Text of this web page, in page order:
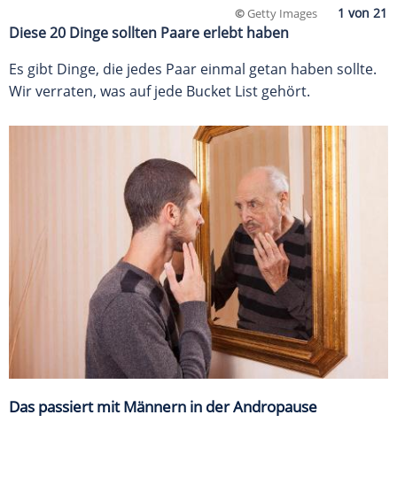
©Getty Images
Diese 20 Dinge sollten Paare erlebt haben
Es gibt Dinge, die jedes Paar einmal getan haben sollte.
Wir verraten, was auf jede Bucket List gehört.
Das passiert mit Männern in der Andropause